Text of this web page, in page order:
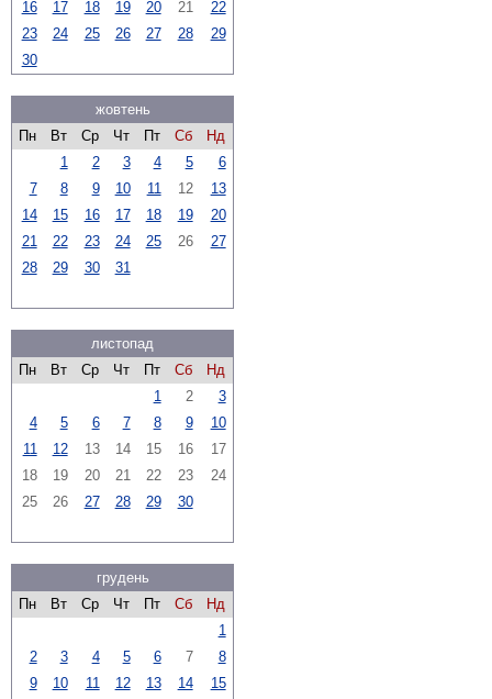
16
17 18 19 20 21
22
23
24 25 26 27 28
29
30
жовтень
Пн
Вт Ср Чт Пт Сб
Нд
1
2 3 4 5
6
7
8 9 10 11 12
13
14
15 16 17 18 19
20
21
22 23 24 25 26
27
28
29 30 31
листопад
Пн
Вт Ср Чт Пт Сб
Нд
1
2
3
4
5 6 7 8 9
10
11
12 13 14 15 16
17
18
19 20 21 22 23
24
25
26 27 28 29 30
грудень
Пн
Вт Ср Чт Пт Сб
Нд
1
2
3 4 5 6 7
8
9
10 11 12 13 14
15